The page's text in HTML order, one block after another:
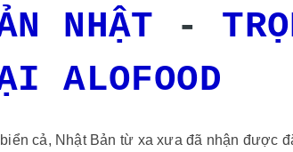
NHẬT -
ALOFOOD
cả, Nhật Bản từ xa xưa đã nhận được